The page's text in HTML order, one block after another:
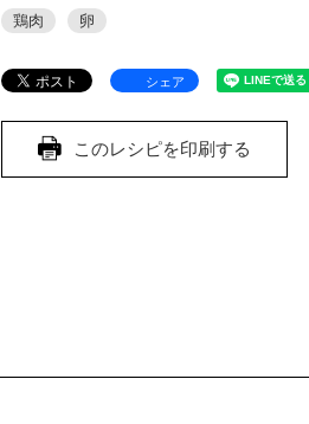
鶏肉 卵
シェア
このレシピを印刷する